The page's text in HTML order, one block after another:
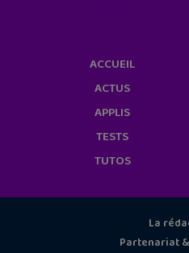
ACCUEIL
ACTUS
APPLIS
TESTS
TUTOS
La
Partenariat